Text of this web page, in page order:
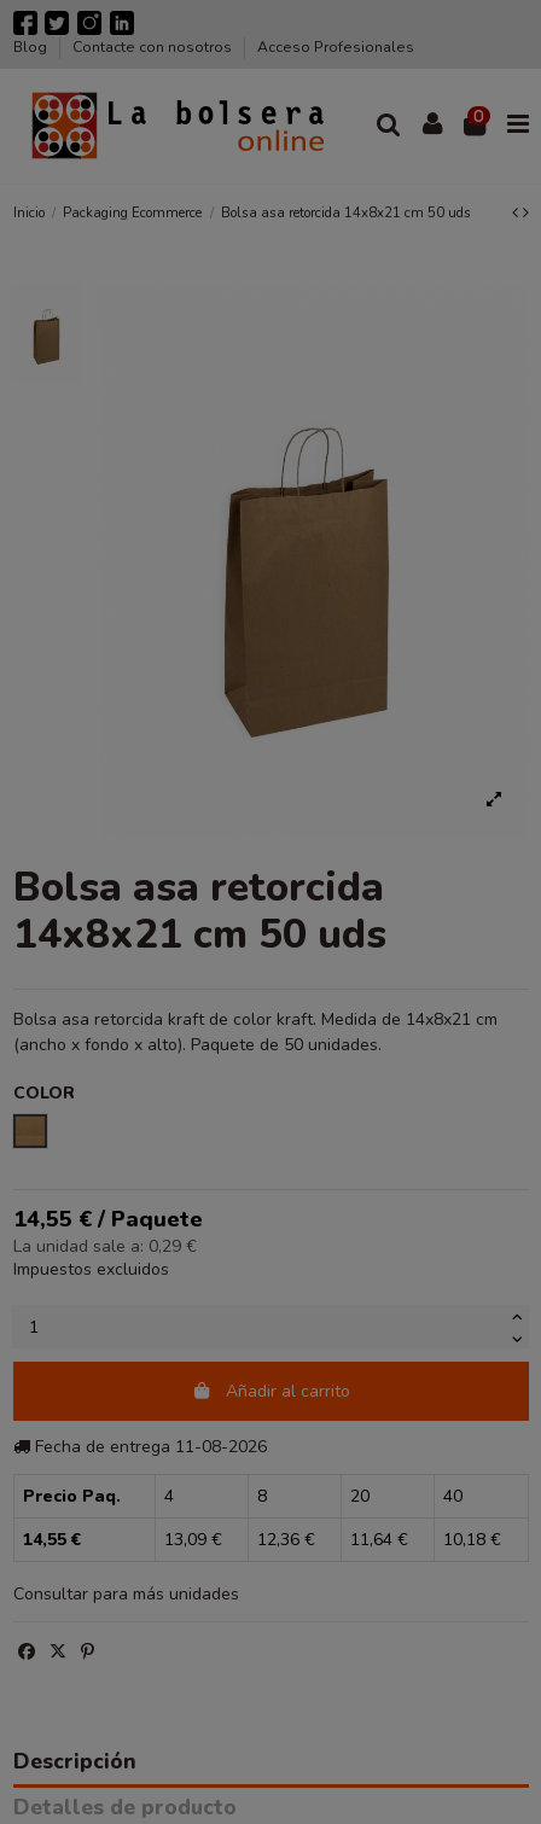
Blog Contacte con nosotros Acceso Profesionales
0
Inicio Packaging Ecommerce Bolsa asa retorcida 14x8x21 cm 50 uds
Bolsa asa retorcida
14x8x21 cm 50 uds
Bolsa asa retorcida kraft de color kraft. Medida de 14x8x21 cm
(ancho x fondo x alto). Paquete de 50 unidades.
COLOR
14,55 € / Paquete
La unidad sale a: 0,29 €
Impuestos excluidos
Añadir al carrito
Fecha de entrega 11-08-2026
Precio Paq. 4 8 20
40
14,55 €
13,09 € 12,36 € 11,64 € 10,18 €
Consultar para más unidades
Descripción
Detalles de producto